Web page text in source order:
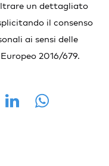
un dettagliato
il consenso
ai sensi delle
2016/679.